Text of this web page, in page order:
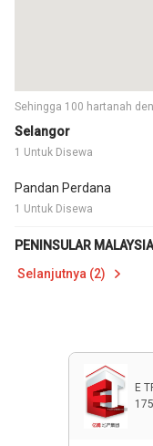
Selangor
1 Untuk Disewa
Pandan Perdana
1 Untuk Disewa
PENINSULAR MALAYSIA
Selanjutnya (2)
Sehingga 100 hartanah
E